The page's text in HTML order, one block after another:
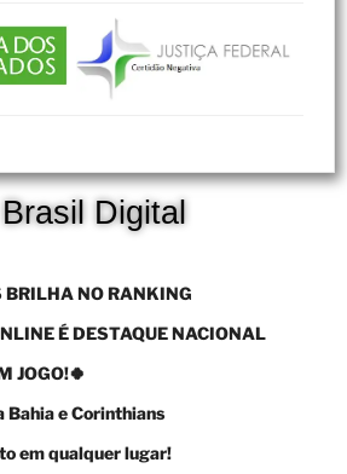
Digital
BRILHA NO RANKING
É DESTAQUE NACIONAL
JOGO!🍀
Bahia e Corinthians
em qualquer lugar!